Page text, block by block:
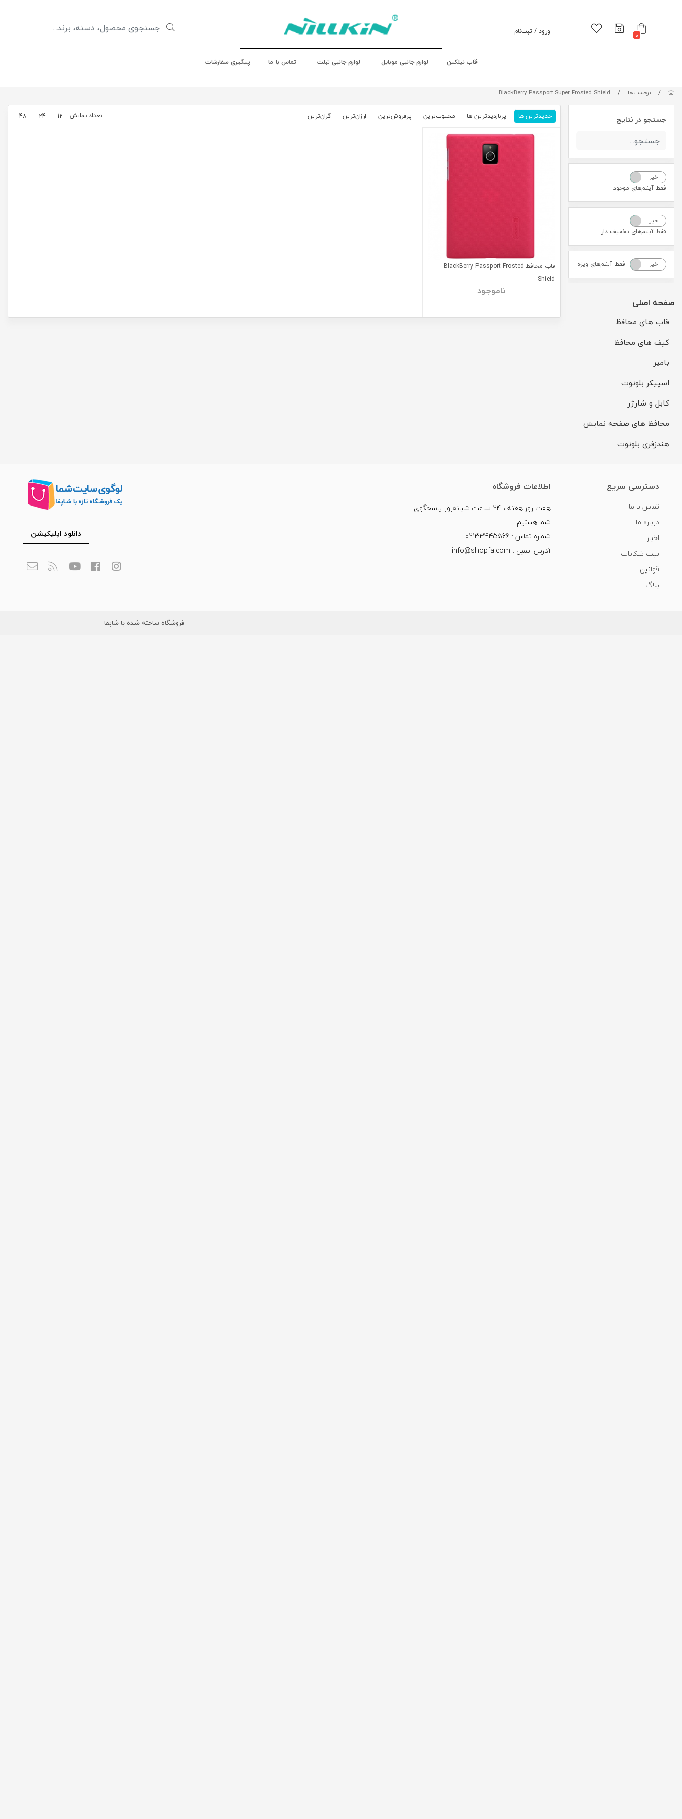
0 ورود / ثبت‌نام
قاب نیلکین لوازم جانبی موبایل لوازم جانبی تبلت تماس با ما پیگیری سفارشات
/ برچسب‌ها /
BlackBerry Passport Super Frosted Shield
جستجو در نتایج
خیر
فقط آیتم‌های موجود
خیر
فقط آیتم‌های تخفیف دار
بله خیر فقط آیتم‌های ویژه
صفحه اصلی
قاب های محافظ
کیف های محافظ
بامپر
اسپیکر بلوتوث
کابل و شارژر
محافظ های صفحه نمایش
هندزفری بلوتوث
جدیدترین ها پربازدیدترین ها محبوب‌‌ترین پرفروش‌ترین ارزان‌ترین گران‌ترین تعداد نمایش 12
24
48
قاب محافظ BlackBerry Passport Frosted
Shield
ناموجود
دسترسی سریع
تماس با ما
درباره ما
اخبار
ثبت شکایات
قوانین
بلاگ
اطلاعات فروشگاه
هفت روز هفته ، ۲۴ ساعت شبانه‌روز پاسخگوی
شما هستیم
شماره تماس : 02133445566
آدرس ایمیل : info@shopfa.com
دانلود اپلیکیشن
فروشگاه ساخته شده با شاپفا